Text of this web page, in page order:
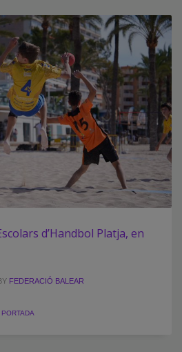
d’Handbol Platja, en
FEDERACIÓ BALEAR
PORTADA